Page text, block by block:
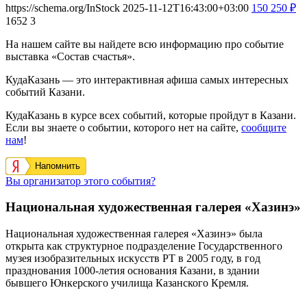
https://schema.org/InStock 2025-11-12T16:43:00+03:00 150 250 ₽
1652 3
На нашем сайте вы найдете всю информацию про событие
выставка «Состав счастья».
КудаКазань — это интерактивная афиша самых интересных
событий Казани.
КудаКазань в курсе всех событий, которые пройдут в Казани.
Если вы знаете о событии, которого нет на сайте, сообщите
нам!
Напомнить
Вы организатор этого события?
Национальная художественная галерея «Хазинэ»
Национальная художественная галерея «Хазинэ» была
открыта как структурное подразделение Государственного
музея изобразительных искусств РТ в 2005 году, в год
празднования 1000-летия основания Казани, в здании
бывшего Юнкерского училища Казанского Кремля.